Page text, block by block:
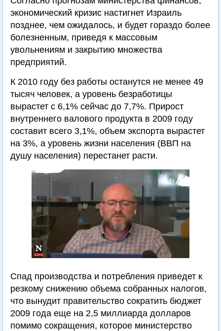
экономический кризис настигнет Израиль
позднее, чем ожидалось, и будет гораздо более
болезненным, приведя к массовым
увольнениям и закрытию множества
предприятий.
К 2010 году без работы останутся не менее 49
тысяч человек, а уровень безработицы
вырастет с 6,1% сейчас до 7,7%. Прирост
внутреннего валового продукта в 2009 году
составит всего 3,1%, объем экспорта вырастет
на 3%, а уровень жизни населения (ВВП на
душу населения) перестанет расти.
Спад производства и потребления приведет к
резкому снижению объема собранных налогов,
что вынудит правительство сократить бюджет
2009 года еще на 2,5 миллиарда долларов
помимо сокращения, которое министерство